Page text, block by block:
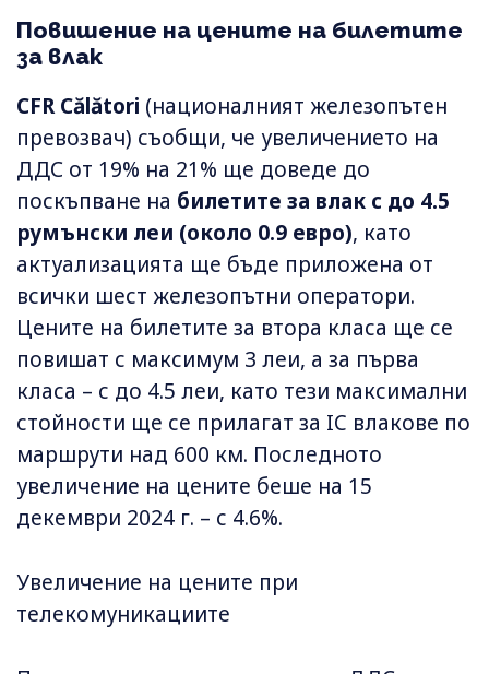
Повишение на цените на билетите
за влак
CFR Călători (националният железопътен
превозвач) съобщи, че увеличението на
ДДС от 19% на 21% ще доведе до
поскъпване на билетите за влак с до 4.5
румънски леи (около 0.9 евро), като
актуализацията ще бъде приложена от
всички шест железопътни оператори.
Цените на билетите за втора класа ще се
повишат с максимум 3 леи, а за първа
класа – с до 4.5 леи, като тези максимални
стойности ще се прилагат за IC влакове по
маршрути над 600 км. Последното
увеличение на цените беше на 15
декември 2024 г. – с 4.6%.
Увеличение на цените при
телекомуникациите